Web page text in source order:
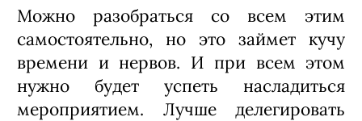
Можно разобраться со всем этим
самостоятельно, но это займет кучу
времени и нервов. И при всем этом
нужно будет успеть насладиться
мероприятием. Лучше делегировать